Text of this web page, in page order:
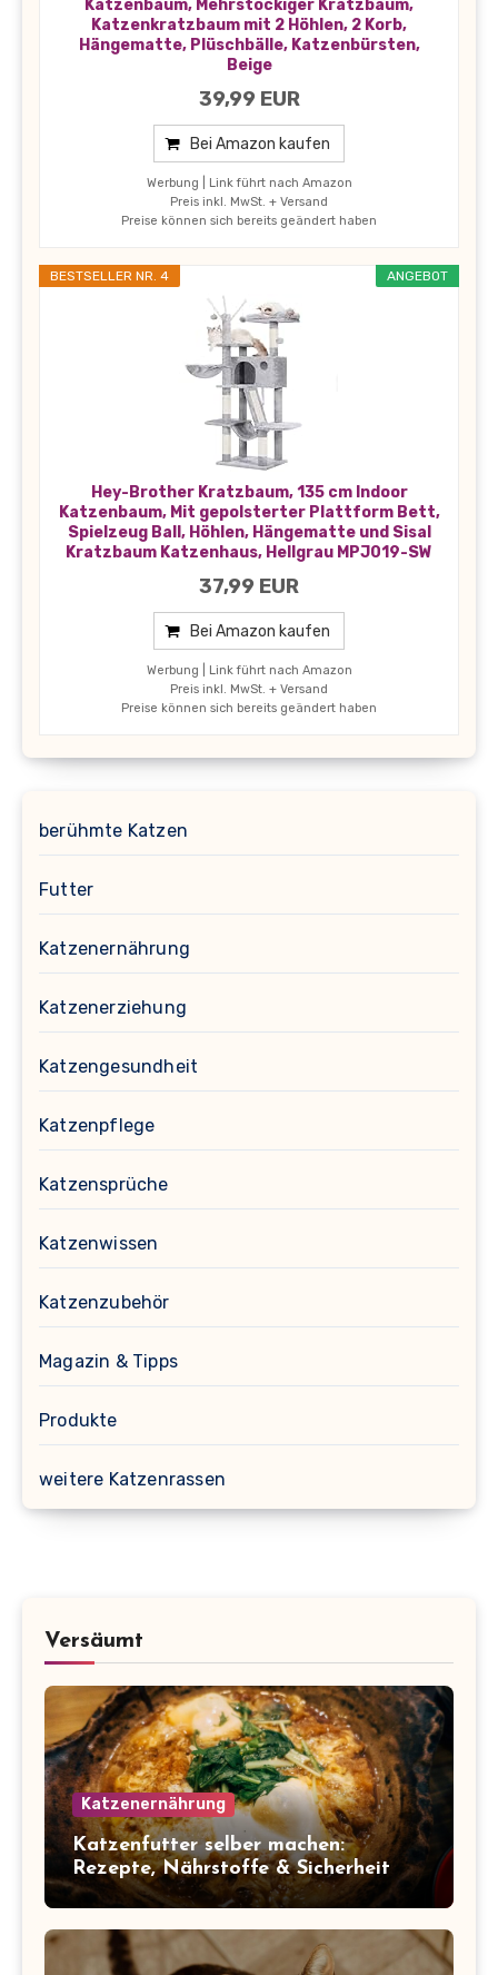
Katzenbaum, Mehrstöckiger Kratzbaum,
Katzenkratzbaum mit 2 Höhlen, 2 Korb,
Hängematte, Plüschbälle, Katzenbürsten,
Beige
39,99 EUR
Bei Amazon kaufen
Werbung | Link führt nach Amazon
Preis inkl. MwSt. + Versand
Preise können sich bereits geändert haben
ANGEBOT
BESTSELLER NR. 4
Hey-Brother Kratzbaum, 135 cm Indoor
Katzenbaum, Mit gepolsterter Plattform Bett,
Spielzeug Ball, Höhlen, Hängematte und Sisal
Kratzbaum Katzenhaus, Hellgrau MPJ019-SW
37,99 EUR
Bei Amazon kaufen
Werbung | Link führt nach Amazon
Preis inkl. MwSt. + Versand
Preise können sich bereits geändert haben
berühmte Katzen
Futter
Katzenernährung
Katzenerziehung
Katzengesundheit
Katzenpflege
Katzensprüche
Katzenwissen
Katzenzubehör
Magazin & Tipps
Produkte
weitere Katzenrassen
Versäumt
Katzenernährung
Katzenfutter selber machen:
Rezepte, Nährstoffe & Sicherheit